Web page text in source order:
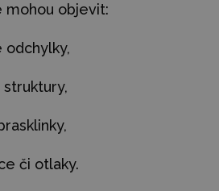
mohou objevit:
odchylky,
či otlaky.